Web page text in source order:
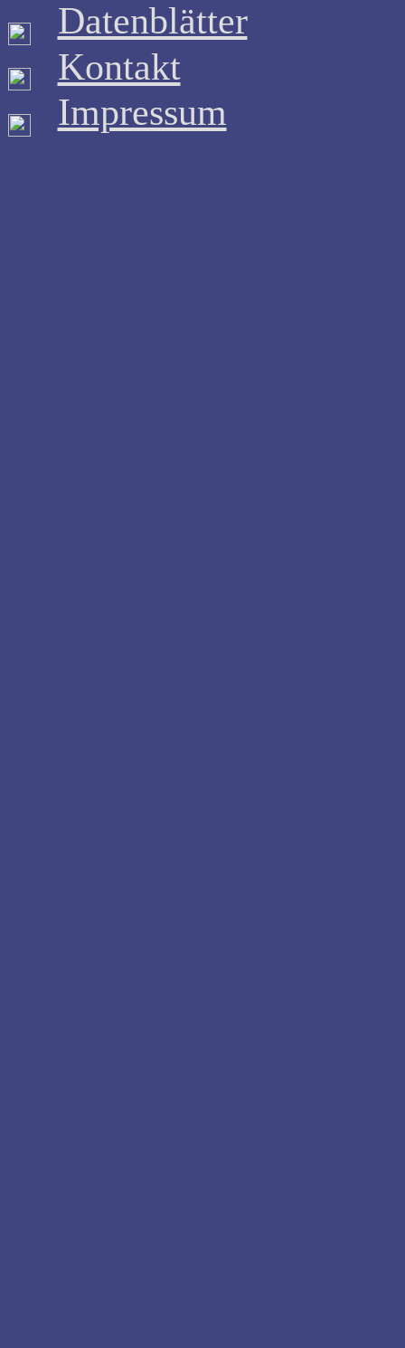
Datenblätter
Kontakt
Impressum